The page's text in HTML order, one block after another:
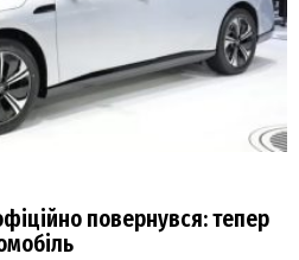
повернувся: тепер